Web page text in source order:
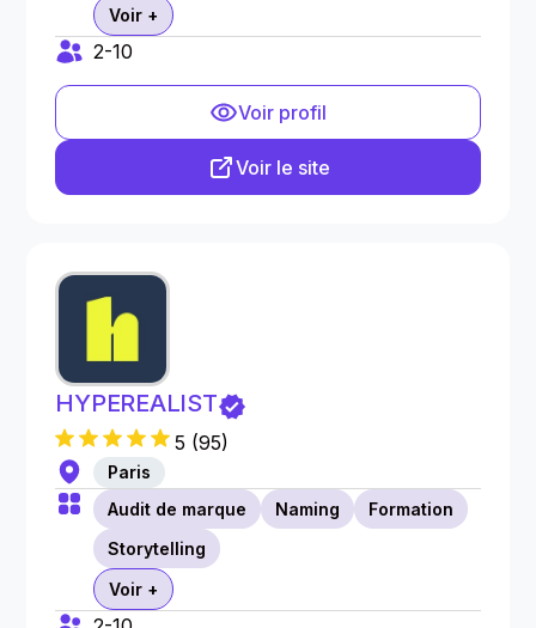
Voir +
2-10
Voir profil
Voir le site
HYPEREALIST
5 (95)
Paris
Audit de marque
Naming
Formation
Storytelling
Voir +